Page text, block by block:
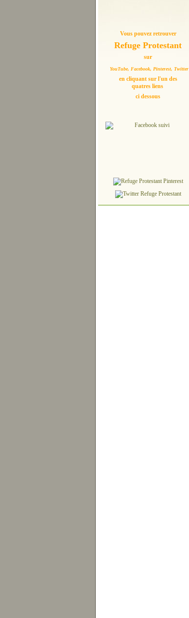
Vous pouvez retrouver
Refuge Protestant
sur
YouTube, Facebook, Pinterest, Twitter
en cliquant sur l'un des
quatres liens
ci dessous